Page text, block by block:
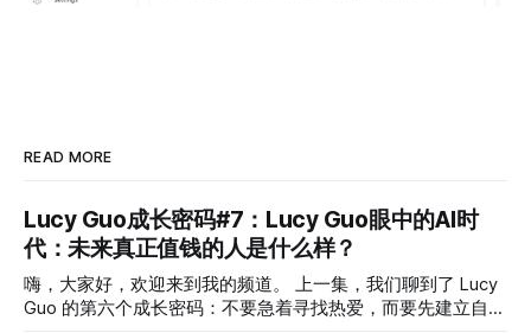
READ MORE
Lucy Guo成长密码#7：Lucy Guo眼中的AI时
代：未来真正值钱的人是什么样？
嗨，大家好，欢迎来到我的频道。 上一集，我们聊到了 Lucy
Guo 的第六个成长密码：不要急着寻找热爱，而要先建立自己